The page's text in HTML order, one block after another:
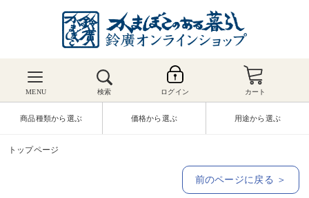
MENU 検索 ログイン カート
商品種類から選ぶ 価格から選ぶ 用途から選ぶ
トップページ
前のページに戻る ＞